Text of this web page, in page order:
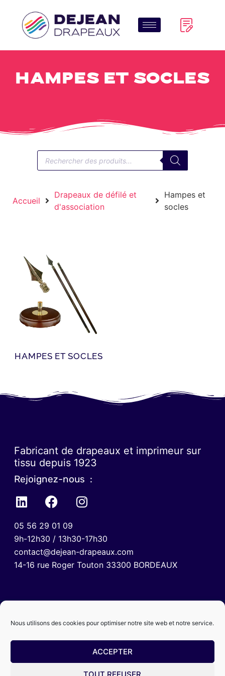
Nous utilisons des cookies pour optimiser notre site web et notre service.
ACCEPTER
TOUT REFUSER
Hampes et socles
Accueil
Drapeaux de défilé et
d'association
Hampes et
socles
HAMPES ET SOCLES
Fabricant de drapeaux et imprimeur sur
tissu depuis 1923
Rejoignez-nous :
05 56 29 01 09
9h-12h30 / 13h30-17h30
contact@dejean-drapeaux.com
14-16 rue Roger Touton 33300 BORDEAUX